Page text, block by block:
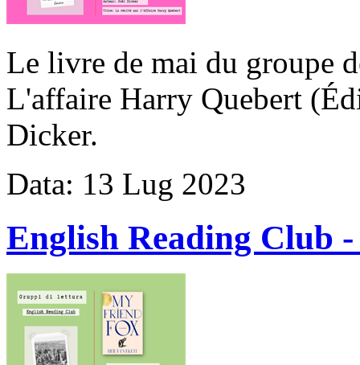
Le livre de mai du groupe
L'affaire Harry Quebert
Dicker.
Data: 13 Lug 2023
English Reading Club